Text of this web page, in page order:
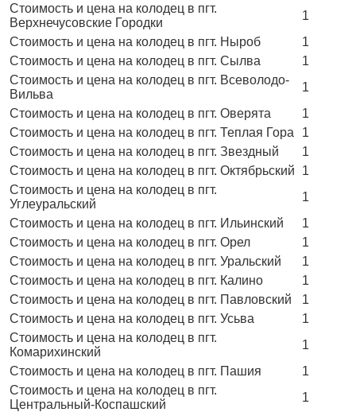
Стоимость и цена на колодец в пгт.
Верхнечусовские Городки
1
Стоимость и цена на колодец в пгт. Ныроб
1
Стоимость и цена на колодец в пгт. Сылва
1
Стоимость и цена на колодец в пгт. Всеволодо-
Вильва
1
Стоимость и цена на колодец в пгт. Оверята
1
Стоимость и цена на колодец в пгт. Теплая Гора
1
Стоимость и цена на колодец в пгт. Звездный
1
Стоимость и цена на колодец в пгт. Октябрьский
1
Стоимость и цена на колодец в пгт.
Углеуральский
1
Стоимость и цена на колодец в пгт. Ильинский
1
Стоимость и цена на колодец в пгт. Орел
1
Стоимость и цена на колодец в пгт. Уральский
1
Стоимость и цена на колодец в пгт. Калино
1
Стоимость и цена на колодец в пгт. Павловский
1
Стоимость и цена на колодец в пгт. Усьва
1
Стоимость и цена на колодец в пгт.
Комарихинский
1
Стоимость и цена на колодец в пгт. Пашия
1
Стоимость и цена на колодец в пгт.
Центральный-Коспашский
1